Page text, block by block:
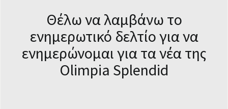
Θέλω να λαμβάνω το
ενημερωτικό δελτίο για να
ενημερώνομαι για τα νέα της
Olimpia Splendid